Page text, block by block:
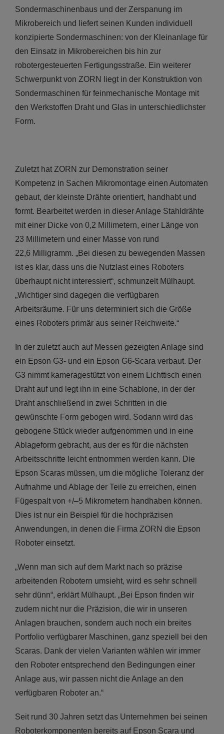
Sondermaschinenbaus und der Zerspanung im
Mikrobereich und liefert seinen Kunden individuell
konzipierte Sondermaschinen: von der Kleinanlage für
den Einsatz in Mikrobereichen bis hin zur
robotergesteuerten Fertigungsstraße. Ein weiterer
Schwerpunkt von ZORN liegt in der Konstruktion von
Sondermaschinen für feinmechanische Montage mit
den Werkstoffen Draht und Glas in unterschiedlichster
Form.
Zuletzt hat ZORN zur Demonstration seiner
Kompetenz in Sachen Mikromontage einen Automaten
gebaut, der kleinste Drähte orientiert, handhabt und
formt. Bearbeitet werden in dieser Anlage Stahldrähte
mit einer Dicke von 0,2 Millimetern, einer Länge von
23 Millimetern und einer Masse von rund
22,6 Milligramm. „Bei diesen zu bewegenden Massen
ist es klar, dass uns die Nutzlast eines Roboters
überhaupt nicht interessiert“, schmunzelt Mülhaupt.
„Wichtiger sind dagegen die verfügbaren
Arbeitsräume. Für uns determiniert sich die Größe
eines Roboters primär aus seiner Reichweite.“
In der zuletzt auch auf Messen gezeigten Anlage sind
ein Epson G3- und ein Epson G6-Scara verbaut. Der
G3 nimmt kameragestützt von einem Lichttisch einen
Draht auf und legt ihn in eine Schablone, in der der
Draht anschließend in zwei Schritten in die
gewünschte Form gebogen wird. Sodann wird das
gebogene Stück wieder aufgenommen und in eine
Ablageform gebracht, aus der es für die nächsten
Arbeitsschritte leicht entnommen werden kann. Die
Epson Scaras müssen, um die mögliche Toleranz der
Aufnahme und Ablage der Teile zu erreichen, einen
Fügespalt von +/–5 Mikrometern handhaben können.
Dies ist nur ein Beispiel für die hochpräzisen
Anwendungen, in denen die Firma ZORN die Epson
Roboter einsetzt.
„Wenn man sich auf dem Markt nach so präzise
arbeitenden Robotern umsieht, wird es sehr schnell
sehr dünn“, erklärt Mülhaupt. „Bei Epson finden wir
zudem nicht nur die Präzision, die wir in unseren
Anlagen brauchen, sondern auch noch ein breites
Portfolio verfügbarer Maschinen, ganz speziell bei den
Scaras. Dank der vielen Varianten wählen wir immer
den Roboter entsprechend den Bedingungen einer
Anlage aus, wir passen nicht die Anlage an den
verfügbaren Roboter an.“
Seit rund 30 Jahren setzt das Unternehmen bei seinen
Roboterkomponenten bereits auf Epson Scara und